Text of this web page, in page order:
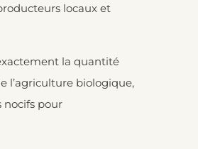
locaux et
la quantité
l’agriculture biologique,
nocifs pour